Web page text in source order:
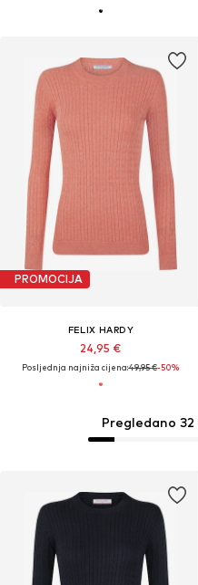
Pregledano
PROMOCIJA
FELIX HARDY
24,95 €
Posljednja najniža cijena:49,95 €-50%